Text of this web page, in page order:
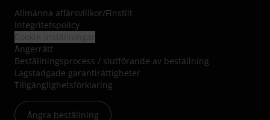
Allmänna affärsvillkor/Finstilt
Integritetspolicy
Ångerrätt
Beställningsprocess / slutförande av beställning
Lagstadgade garantirättigheter
Tillgänglighetsförklaring
Ångra beställning